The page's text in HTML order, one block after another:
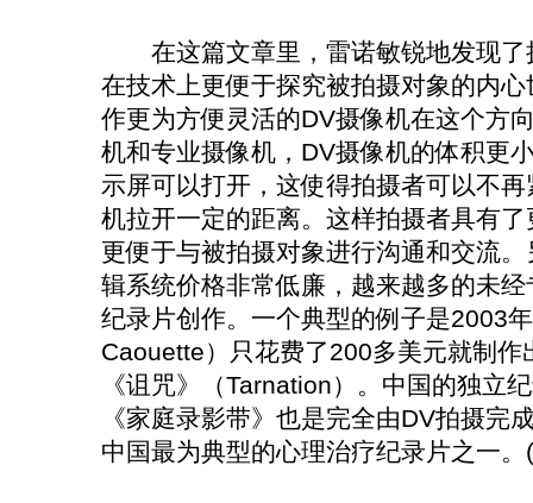
在这篇文章里，雷诺敏锐地发现了
在技术上更便于探究被拍摄对象的内
作更为方便灵活的DV摄像机在这个方
机和专业摄像机，DV摄像机的体积更
示屏可以打开，这使得拍摄者可以不
机拉开一定的距离。这样拍摄者具有
更便于与被拍摄对象进行沟通和交流
辑系统价格非常低廉，越来越多的未
纪录片创作。一个典型的例子是2003
Caouette）只花费了200多美元就制
《诅咒》（Tarnation）。中国的独立
《家庭录影带》也是完全由DV拍摄完
中国最为典型的心理治疗纪录片之一。